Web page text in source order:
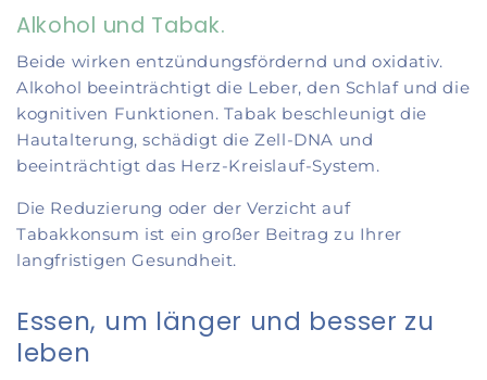
Alkohol und Tabak.
Beide wirken entzündungsfördernd und oxidativ.
Alkohol beeinträchtigt die Leber, den Schlaf und die
kognitiven Funktionen. Tabak beschleunigt die
Hautalterung, schädigt die Zell-DNA und
beeinträchtigt das Herz-Kreislauf-System.
Die Reduzierung oder der Verzicht auf
Tabakkonsum ist ein großer Beitrag zu Ihrer
langfristigen Gesundheit.
Essen, um länger und besser zu
leben